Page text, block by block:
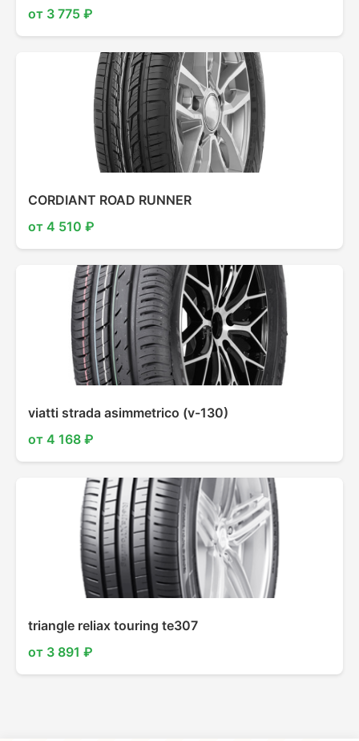
от 3 775 ₽
CORDIANT ROAD RUNNER
от 4 510 ₽
viatti strada asimmetrico (v-130)
от 4 168 ₽
triangle reliax touring te307
от 3 891 ₽